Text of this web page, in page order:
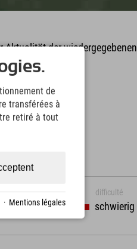
der wiedergegebenen
difficulté
schwierig
de
transférées à
retiré à tout
· Mentions légales